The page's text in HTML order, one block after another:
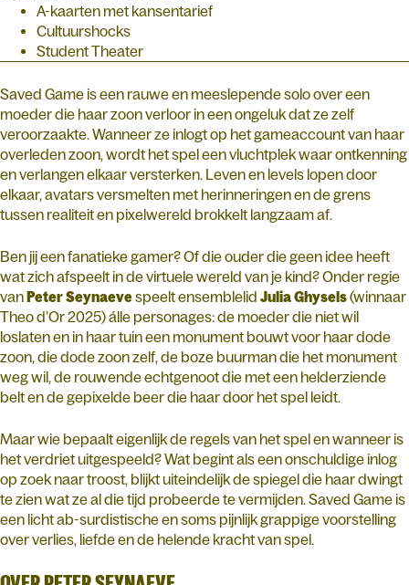
A-kaarten met kansentarief
Cultuurshocks
Student Theater
Saved Game is een rauwe en meeslepende solo over een
moeder die haar zoon verloor in een ongeluk dat ze zelf
veroorzaakte. Wanneer ze inlogt op het gameaccount van haar
overleden zoon, wordt het spel een vluchtplek waar ontkenning
en verlangen elkaar versterken. Leven en levels lopen door
elkaar, avatars versmelten met herinneringen en de grens
tussen realiteit en pixelwereld brokkelt langzaam af.
Ben jij een fanatieke gamer? Of die ouder die geen idee heeft
wat zich afspeelt in de virtuele wereld van je kind? Onder regie
vanPeter Seynaevespeelt ensemblelid Julia Ghysels(winnaar
Theo d’Or 2025) álle personages: de moeder die niet wil
loslaten en in haar tuin een monument bouwt voor haar dode
zoon, die dode zoon zelf, de boze buurman die het monument
weg wil, de rouwende echtgenoot die met een helderziende
belt en de gepixelde beer die haar door het spel leidt.
Maar wie bepaalt eigenlijk de regels van het spel en wanneer is
het verdriet uitgespeeld? Wat begint als een onschuldige inlog
op zoek naar troost, blijkt uiteindelijk de spiegel die haar dwingt
te zien wat ze al die tijd probeerde te vermijden. Saved Game is
een licht ab-surdistische en soms pijnlijk grappige voorstelling
over verlies, liefde en de helende kracht van spel.